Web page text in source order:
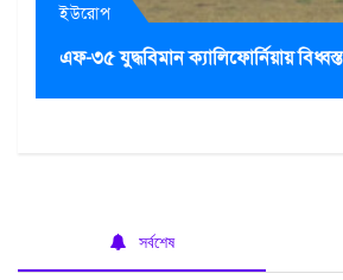
ইউরোপ
এফ-৩৫ যুদ্ধবিমান ক্যালিফোর্নিয়ায় বিধ্বস্ত
সর্বশেষ